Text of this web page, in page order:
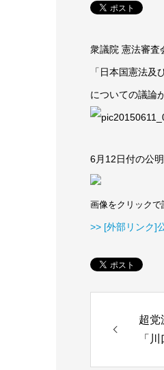
衆議院 憲法審査
「日本国憲法及
についての議論
6月12日付の公
画像をクリックで
>> [外部リンク]
超党
「